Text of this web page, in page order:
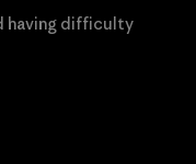
having difficulty